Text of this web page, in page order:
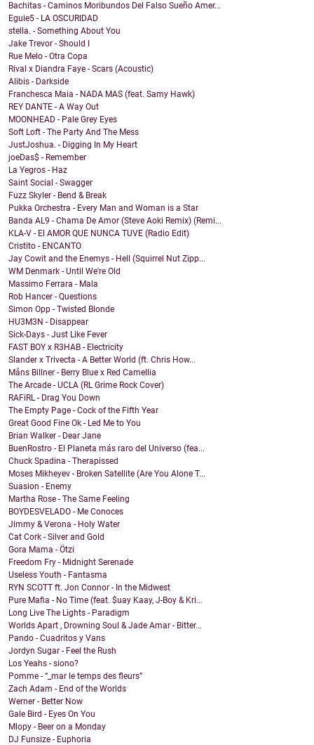
Bachitas - Caminos Moribundos Del Falso Sueño Amer...
Eguie5 - LA OSCURIDAD
stella. - Something About You
Jake Trevor - Should I
Rue Melo - Otra Copa
Rival x Diandra Faye - Scars (Acoustic)
Alibis - Darkside
Franchesca Maia - NADA MAS (feat. Samy Hawk)
REY DANTE - A Way Out
MOONHEAD - Pale Grey Eyes
Soft Loft - The Party And The Mess
JustJoshua. - Digging In My Heart
joeDas$ - Remember
La Yegros - Haz
Saint Social - Swagger
Fuzz Skyler - Bend & Break
Pukka Orchestra - Every Man and Woman is a Star
Banda AL9 - Chama De Amor (Steve Aoki Remix) (Remi...
KLA-V - El AMOR QUE NUNCA TUVE (Radio Edit)
Cristito - ENCANTO
Jay Cowit and the Enemys - Hell (Squirrel Nut Zipp...
WM Denmark - Until We're Old
Massimo Ferrara - Mala
Rob Hancer - Questions
Simon Opp - Twisted Blonde
HU3M3N - Disappear
Sick-Days - Just Like Fever
FAST BOY x R3HAB - Electricity
Slander x Trivecta - A Better World (ft. Chris How...
Måns Billner - Berry Blue x Red Camellia
The Arcade - UCLA (RL Grime Rock Cover)
RAFiRL - Drag You Down
The Empty Page - Cock of the Fifth Year
Great Good Fine Ok - Led Me to You
Brian Walker - Dear Jane
BuenRostro - El Planeta más raro del Universo (fea...
Chuck Spadina - Therapissed
Moses Mikheyev - Broken Satellite (Are You Alone T...
Suasion - Enemy
Martha Rose - The Same Feeling
BOYDESVELADO - Me Conoces
Jimmy & Verona - Holy Water
Cat Cork - Silver and Gold
Gora Mama - Ötzi
Freedom Fry - Midnight Serenade
Useless Youth - Fantasma
RYN SCOTT ft. Jon Connor - In the Midwest
Pure Mafia - No Time (feat. $uay Kaay, J-Boy & Kri...
Long Live The Lights - Paradigm
Worlds Apart , Drowning Soul & Jade Amar - Bitter...
Pando - Cuadritos y Vans
Jordyn Sugar - Feel the Rush
Los Yeahs - siono?
Pomme - “_mar le temps des fleurs”
Zach Adam - End of the Worlds
Werner - Better Now
Gale Bird - Eyes On You
Mlopy - Beer on a Monday
DJ Funsize - Euphoria